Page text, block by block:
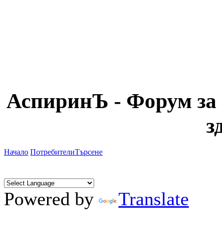
АспиринЪ - Форум за
Начало ПотребителиТърсене
Powered by Translate